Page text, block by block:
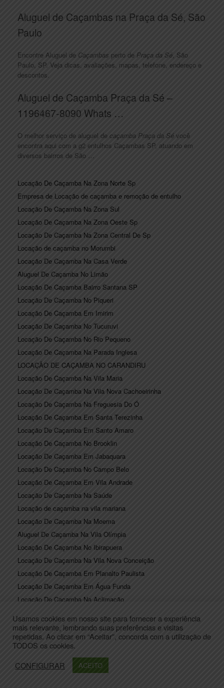
Aluguel de Caçambas na Praça da Sé, São
Paulo
Encontre Aluguel de Caçambas perto de Praça da Sé, São
Paulo, SP. Veja dicas, avaliações, mapas, telefone, endereço e
descontos.
Aluguel de Caçamba Praça da Sé –
1196467-8090 Whats …
O melhor serviço de aluguel de caçamba Praça da Sé você
encontra aqui com a g2 entulhos Caçambas SP, atuando em
diversos bairros de São …
Locação De Caçamba Na Zona Norte Sp
Empresa de Locação de caçamba e remoção de entulho
Locação De Caçamba Na Zona Sul
Locação De Caçamba Na Zona Oeste Sp
Locação De Caçamba Na Zona Central De Sp
Locação de caçamba no Morumbi
Locação De Caçamba Na Casa Verde
Aluguel De Caçamba No Limão
Locação De Caçamba Bairro Santana SP
Locação De Caçamba No Piqueri
Locação De Caçamba Em Imirim
Locação De Caçamba No Tucuruvi
Locação De Caçamba No Rio Pequeno
Locação De Caçamba Na Parada Inglesa
LOCAÇÃO DE CAÇAMBA NO CARANDIRU
Locação De Caçamba Na Vila Maria
Locação De Caçamba Na Vila Nova Cachoeirinha
Locação De Caçamba Na Freguesia Do Ó
Locação De Caçamba Em Santa Terezinha
Locação De Caçamba Em Santo Amaro
Locação De Caçamba No Brooklin
Locação De Caçamba Em Jabaquara
Locação De Caçamba No Campo Belo
Locação De Caçamba Em Vila Andrade
Locação De Caçamba Na Saúde
Locação de caçamba na vila mariana
Locação De Caçamba Na Moema
Aluguel De Caçamba Na Vila Olímpia
Locação De Caçamba No Ibirapuera
Locação De Caçamba Na Vila Nova Conceição
Locação De Caçamba Em Planalto Paulista
Locação De Caçamba Em Água Funda
Locação De Caçamba Na Aclimação
Locação De Caçamba No Bosque Da Saúde
Locação De Caçamba No Brooklin Novo
preço aluguel de caçamba na casa verde
Aluguel de caçamba na casa verde
Usamos cookies em nosso site para fornecer a experiência
mais relevante, lembrando suas preferências e visitas
repetidas. Ao clicar em “Aceitar”, concorda com a utilização de
TODOS os cookies.
CONFIGURAR
ACEITO
Posso Ajudar?